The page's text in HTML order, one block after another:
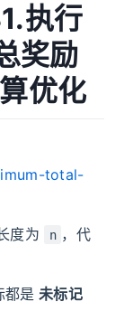
执行
奖励
优化
total-
度为 n ，代
都是 未标记